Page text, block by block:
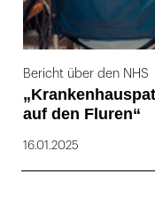
Bericht über den NHS
auf den Fluren“
16.01.2025